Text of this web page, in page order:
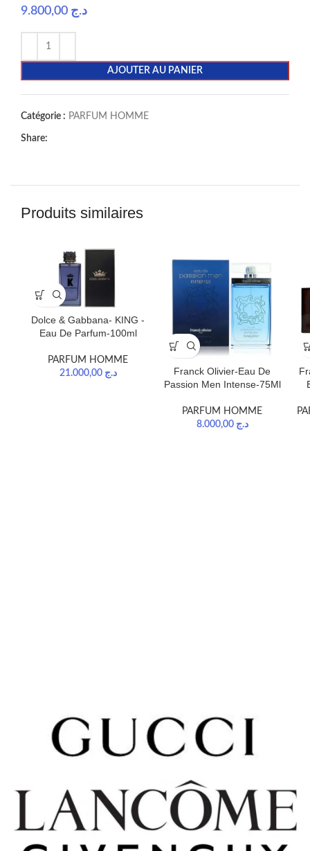
د.ج
AJOUTER AU PANIER
Catégorie : PARFUM HOMME
Share:
Produits similaires
Dolce & Gabbana- KING -
Eau De Parfum-100ml
PARFUM HOMME
د.ج 21.000,00
Franck Olivier-Eau De
Passion Men Intense-75Ml
PARFUM HOMME
د.ج 8.000,00